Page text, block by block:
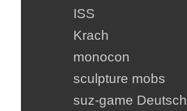
ISS
Krach
monocon
sculpture mobs
suz-game Deutsch